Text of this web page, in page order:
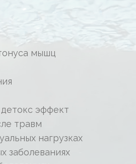
мышц
эффект
травм
нагрузках
заболеваниях